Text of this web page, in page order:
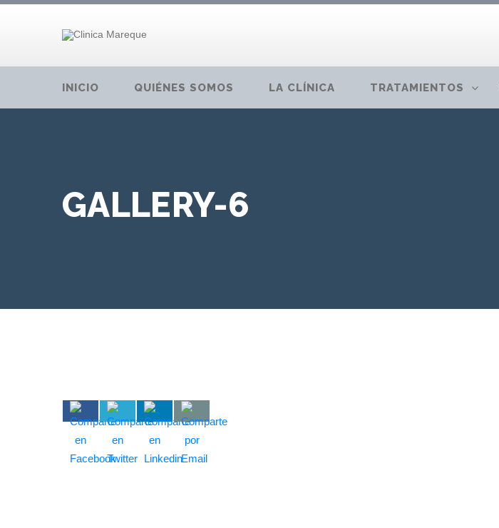
INICIO QUIÉNES SOMOS LA CLÍNICA TRATAMIENTOS
GALLERY-6